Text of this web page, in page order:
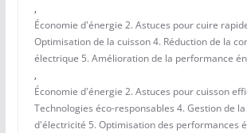
,
Économie d'énergie 2. Astuces pour cuire
Optimisation de la cuisson 4. Réduction de la
électrique 5. Amélioration de la performance
,
Économie d'énergie 2. Astuces pour cuisson
Technologies éco-responsables 4. Gestion de
d'électricité 5. Optimisation des performances